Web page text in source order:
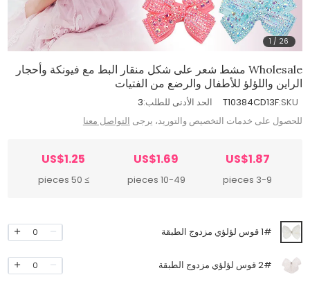
1 / 26
Wholesale مشط شعر على شكل منقار البط مع فيونكة وأحجار
الراين واللؤلؤ للأطفال والرضع من الفتيات
SKU:
T10384CD13F الحد الأدنى للطلب:3
للحصول على خدمات التخصيص والتوريد، يرجى التواصل معنا
US$1.87
3-9 pieces
US$1.69
10-49 pieces
US$1.25
≥ 50 pieces
1# قوس لؤلؤي مزدوج الطبقة 0
2# قوس لؤلؤي مزدوج الطبقة 0